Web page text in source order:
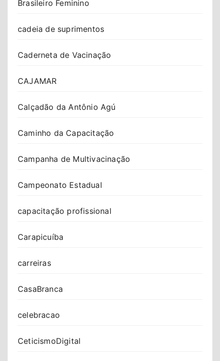
Brasileiro Feminino
cadeia de suprimentos
Caderneta de Vacinação
CAJAMAR
Calçadão da Antônio Agú
Caminho da Capacitação
Campanha de Multivacinação
Campeonato Estadual
capacitação profissional
Carapicuíba
carreiras
CasaBranca
celebracao
CeticismoDigital